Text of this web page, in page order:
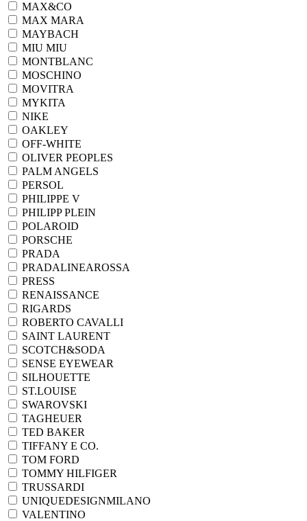
MAX&CO
MAX MARA
MAYBACH
MIU MIU
MONTBLANC
MOSCHINO
MOVITRA
MYKITA
NIKE
OAKLEY
OFF-WHITE
OLIVER PEOPLES
PALM ANGELS
PERSOL
PHILIPPE V
PHILIPP PLEIN
POLAROID
PORSCHE
PRADA
PRADALINEAROSSA
PRESS
RENAISSANCE
RIGARDS
ROBERTO CAVALLI
SAINT LAURENT
SCOTCH&SODA
SENSE EYEWEAR
SILHOUETTE
ST.LOUISE
SWAROVSKI
TAGHEUER
TED BAKER
TIFFANY E CO.
TOM FORD
TOMMY HILFIGER
TRUSSARDI
UNIQUEDESIGNMILANO
VALENTINO